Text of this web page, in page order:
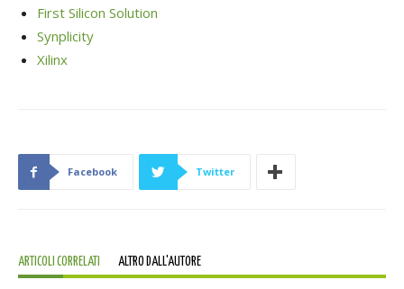
First Silicon Solution
Synplicity
Xilinx
Facebook Twitter
ARTICOLI CORRELATI ALTRO DALL'AUTORE